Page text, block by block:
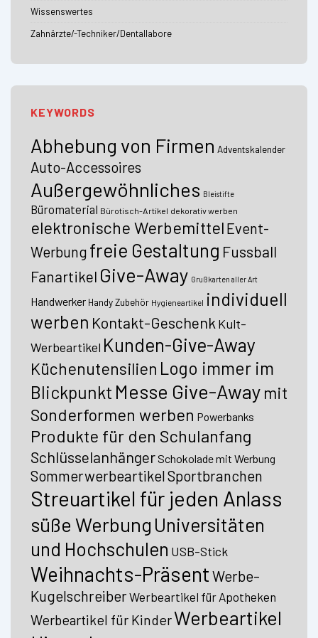
Wissenswertes
Zahnärzte/-Techniker/Dentallabore
KEYWORDS
Abhebung von Firmen Adventskalender
Auto-Accessoires
Außergewöhnliches Bleistifte
Büromaterial Bürotisch-Artikel dekorativ werben
elektronische Werbemittel Event-
Werbung freie Gestaltung Fussball
Fanartikel Give-Away Grußkarten aller Art
Handwerker Handy Zubehör Hygieneartikel individuell
werben Kontakt-Geschenk Kult-
Werbeartikel Kunden-Give-Away
Küchenutensilien Logo immer im
Blickpunkt Messe Give-Away mit
Sonderformen werben Powerbanks
Produkte für den Schulanfang
SchlüsselanhängerSchokolade mit Werbung
SommerwerbeartikelSportbranchen
Streuartikel für jeden Anlass
süße Werbung Universitäten
und Hochschulen USB-Stick
Weihnachts-Präsent Werbe-
Kugelschreiber Werbeartikel für Apotheken
Werbeartikel für KinderWerbeartikel